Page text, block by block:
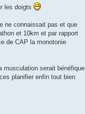
les doigts
ne connaissait pas et que
et 10km et par rapport
de CAP la monotonie
musculation serait bénéfique
planifier enfin tout bien